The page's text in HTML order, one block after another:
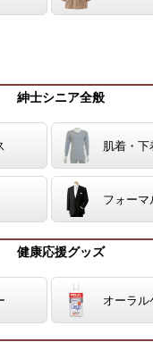
紳士シニア全般
肌着・下
フォーマ
健康応援グッズ
オーラル